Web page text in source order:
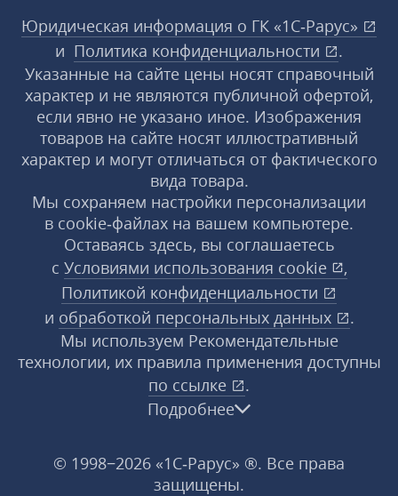
Юридическая информация о ГК «1С‑Рарус»
и Политика конфиденциальности
.
Указанные на сайте цены носят справочный
характер и не являются публичной офертой,
если явно не указано иное. Изображения
товаров на сайте носят иллюстративный
характер и могут отличаться от фактического
вида товара.
Мы сохраняем настройки персонализации
в cookie‑файлах на вашем компьютере.
Оставаясь здесь, вы соглашаетесь
с Условиями использования cookie
,
Политикой конфиденциальности
и обработкой персональных данных
.
Мы используем Рекомендательные
технологии, их правила применения доступны
по ссылке
.
Подробнее
© 1998−2026 «1С‑Рарус» ®. Все права
защищены.